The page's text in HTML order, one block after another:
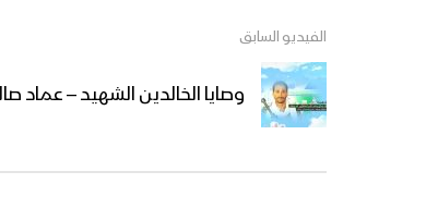
الفيديو السابق
وصايا الخالدين الشهيد – عماد